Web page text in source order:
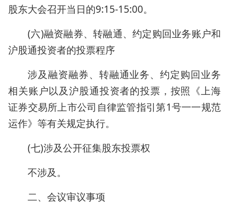
股东大会召开当日的9:15-15:00。
(六)融资融券、转融通、约定购回业务账户和
沪股通投资者的投票程序
涉及融资融券、转融通业务、约定购回业务
相关账户以及沪股通投资者的投票，按照《上海
证券交易所上市公司自律监管指引第1号一一规范
运作》等有关规定执行。
(七)涉及公开征集股东投票权
不涉及。
二、会议审议事项